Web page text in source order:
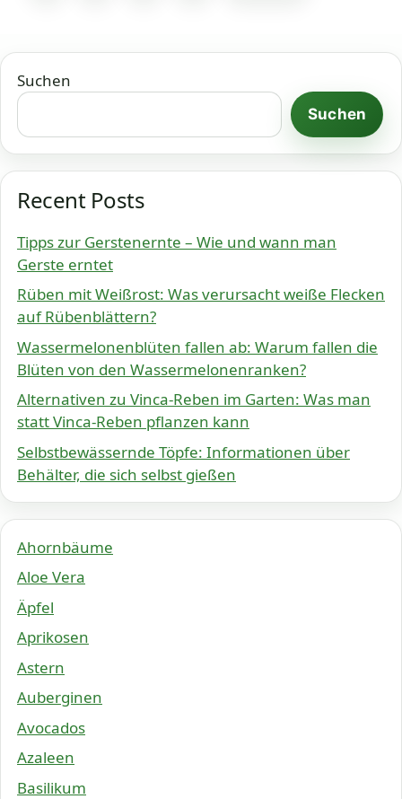
Suchen
Suchen
Recent Posts
Tipps zur Gerstenernte – Wie und wann man
Gerste erntet
Rüben mit Weißrost: Was verursacht weiße Flecken
auf Rübenblättern?
Wassermelonenblüten fallen ab: Warum fallen die
Blüten von den Wassermelonenranken?
Alternativen zu Vinca-Reben im Garten: Was man
statt Vinca-Reben pflanzen kann
Selbstbewässernde Töpfe: Informationen über
Behälter, die sich selbst gießen
Ahornbäume
Aloe Vera
Äpfel
Aprikosen
Astern
Auberginen
Avocados
Azaleen
Basilikum